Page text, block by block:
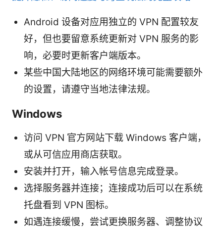
Android 设备对应用独立的 VPN 配置较友
好，但也要留意系统更新对 VPN 服务的影
响，必要时更新客户端版本。
某些中国大陆地区的网络环境可能需要额外
的设置，请遵守当地法律法规。
Windows
访问 VPN 官方网站下载 Windows 客户端，
或从可信应用商店获取。
安装并打开，输入帐号信息完成登录。
选择服务器并连接；连接成功后可以在系统
托盘看到 VPN 图标。
如遇连接缓慢，尝试更换服务器、调整协议